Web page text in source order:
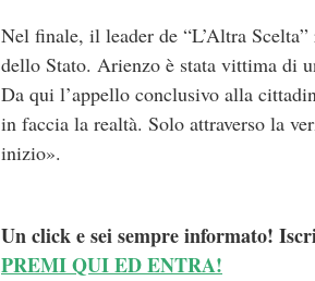
Nel finale, il leader de “L’Altra
dello Stato. Arienzo è stata vittima di
Da qui l’appello conclusivo alla
in faccia la realtà. Solo attraverso la
inizio».
Un click e sei sempre informato!
PREMI QUI ED ENTRA!